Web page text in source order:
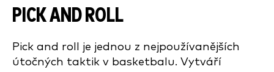
PICK AND ROLL
Pick and roll je jednou z nejpoužívanějších
útočných taktik v basketbalu. Vytváří